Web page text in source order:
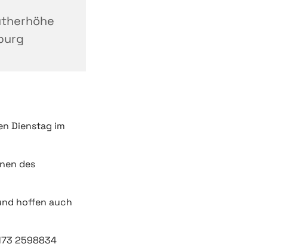
Dienstag im
des
hoffen auch
2598834